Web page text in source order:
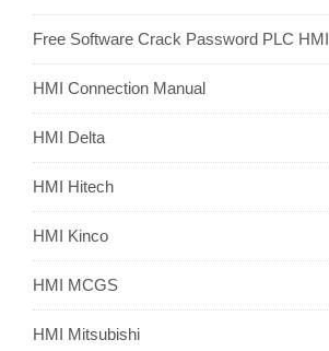
Free Software Crack Password PLC HMI
HMI Connection Manual
HMI Delta
HMI Hitech
HMI Kinco
HMI MCGS
HMI Mitsubishi